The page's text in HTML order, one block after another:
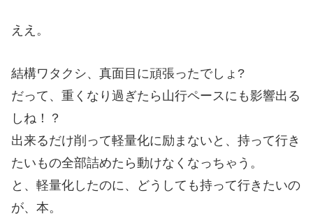
ええ。
結構ワタクシ、真面目に頑張ったでしょ?
だって、重くなり過ぎたら山行ペースにも影響出る
しね！？
出来るだけ削って軽量化に励まないと、持って行き
たいもの全部詰めたら動けなくなっちゃう。
と、軽量化したのに、どうしても持って行きたいの
が、本。